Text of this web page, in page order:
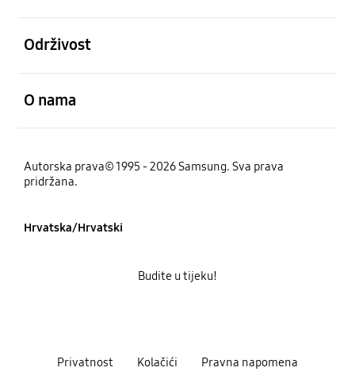
Održivost
O nama
Autorska prava© 1995 - 2026 Samsung. Sva prava
pridržana.
Hrvatska/Hrvatski
Privatnost Kolačići Pravna napomena
Budite u tijeku!